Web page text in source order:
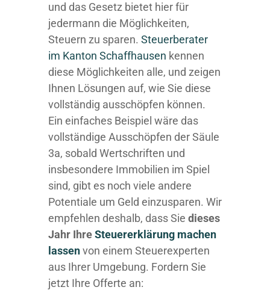
und das Gesetz bietet hier für
jedermann die Möglichkeiten,
Steuern zu sparen. Steuerberater
im K anton Schaffhausen kennen
diese Möglichkeiten alle, und zeigen
Ihnen Lösungen auf, wie Sie diese
vollständig ausschöpfen können.
Ein einfaches Beispiel wäre das
vollständige Ausschöpfen der Säule
3a, sobald Wertschriften und
insbesondere Immobilien im Spiel
sind, gibt es noch viele andere
Potentiale um Geld einzusparen. Wir
empfehlen deshalb, dass Sie dieses
Jahr IhreSteuererklärung machen
lassenvon einem Steuerexperten
aus Ihrer Umgebung. Fordern Sie
jetzt Ihre Offerte an: